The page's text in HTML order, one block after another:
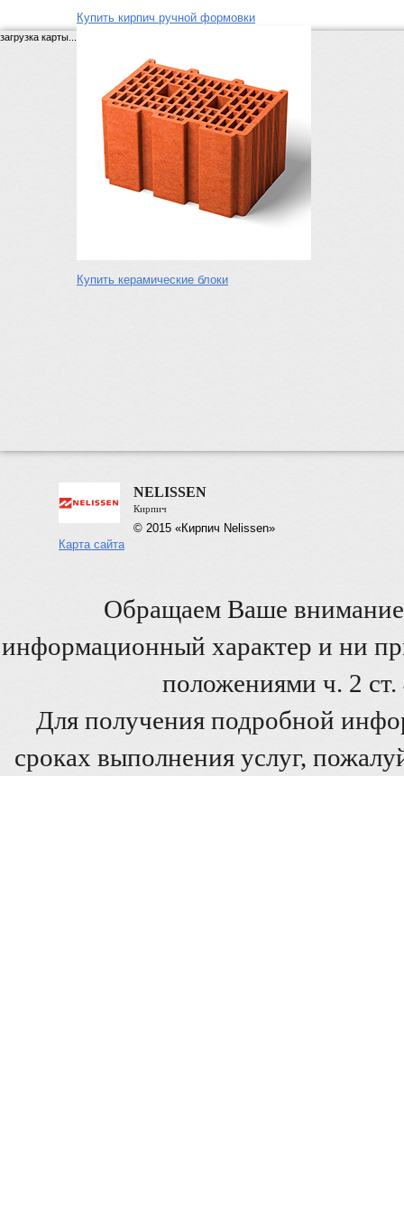
Купить кирпич ручной формовки
Купить керамические блоки
загрузка карты...
NELISSEN
Кирпич
© 2015 «Кирпич Nelissen»
Карта сайта
Обращаем Ваше внимание
информационный характер и ни
положениями ч. 2
Для получения подробной
сроках выполнения услуг,